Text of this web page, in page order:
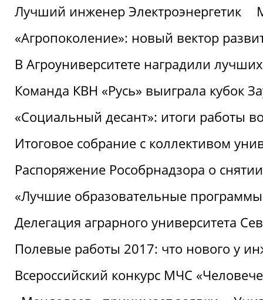
Лучший инженер Электроэнергетик
«Агропоколение»: новый вектор
В Агроуниверситете наградили
Команда КВН «Русь» выиграла кубок
«Социальный десант»: итоги работы
Итоговое собрание с коллективом
Распоряжение Рособрнадзора о
«Лучшие образовательные
Делегация аграрного университета
Полевые работы 2017: что нового у
Всероссийский конкурс МЧС